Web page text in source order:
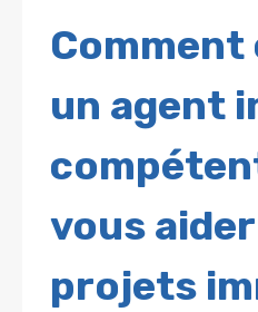
un agent
vous
projets